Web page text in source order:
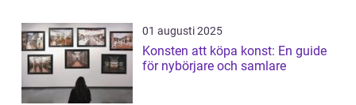
01 augusti 2025
Konsten att köpa konst: En guide
för nybörjare och samlare